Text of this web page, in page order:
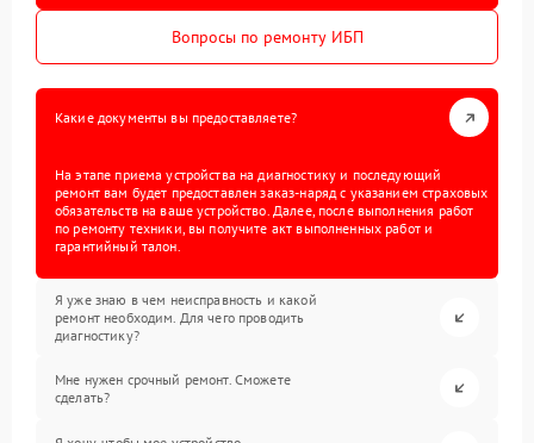
Вопросы по ремонту ИБП
Какие документы вы предоставляете?
На этапе приема устройства на диагностику и последующий
ремонт вам будет предоставлен заказ-наряд с указанием страховых
обязательств на ваше устройство. Далее, после выполнения работ
по ремонту техники, вы получите акт выполненных работ и
гарантийный талон.
Я уже знаю в чем неисправность и какой
ремонт необходим. Для чего проводить
диагностику?
Мне нужен срочный ремонт. Сможете
сделать?